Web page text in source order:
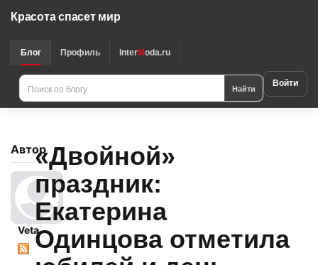
Красота спасет мир
Блог Профиль InterModa.ru
Найти Войти
Автор
Veta
«Двойной»
праздник:
Екатерина
Одинцова отметила